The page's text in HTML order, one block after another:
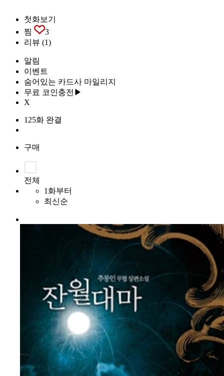
첫화보기
찜
3
리뷰 (1)
알림
이벤트
숨어있는 카드사 마일리지
무료 코인충전▶
X
125화 완결
구매
전체
1화부터
최신순